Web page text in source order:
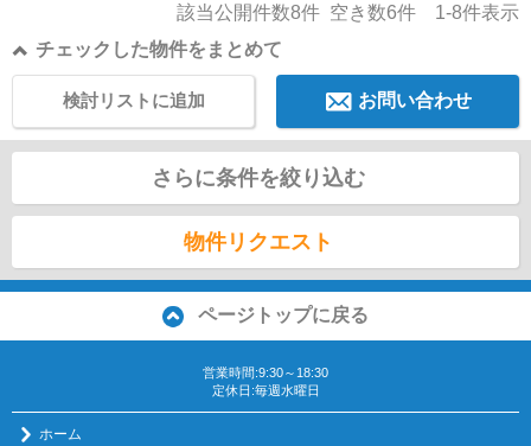
該当公開件数8件 空き数6件 1-8件表示
チェックした物件をまとめて
お問い合わせ
検討リストに追加
さらに条件を絞り込む
物件リクエスト
ページトップに戻る
営業時間:9:30～18:30
定休日:毎週水曜日
ホーム